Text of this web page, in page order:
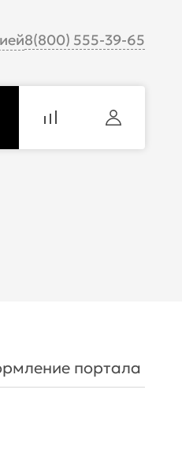
8(800) 555-39-65
портала